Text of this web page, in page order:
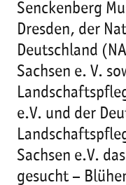
Senckenberg
Dresden, der
Deutschland
Sachsen e. V.
e.V. und der
Sachsen e.V.
gesucht –